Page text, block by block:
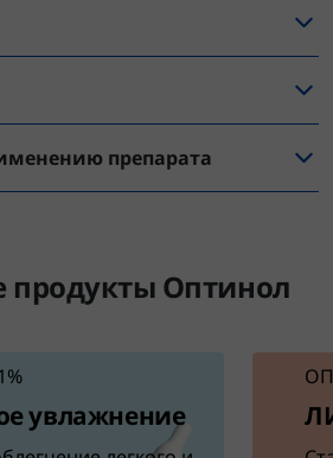
препарата
продукты Оптинол
увлажнение